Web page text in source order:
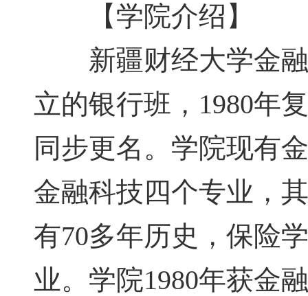
【学院介绍】
新疆财经大学金融
立的银行班，1980年
同步更名。学院现有
金融科技四个专业，
有70多年历史，保险
业。学院1980年获金